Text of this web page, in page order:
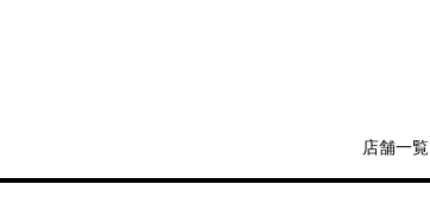
店舗一覧